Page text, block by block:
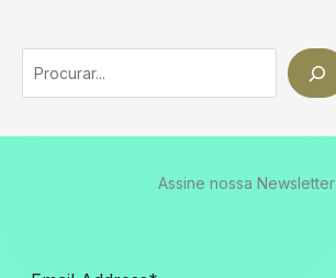
Assine nossa Newsletter